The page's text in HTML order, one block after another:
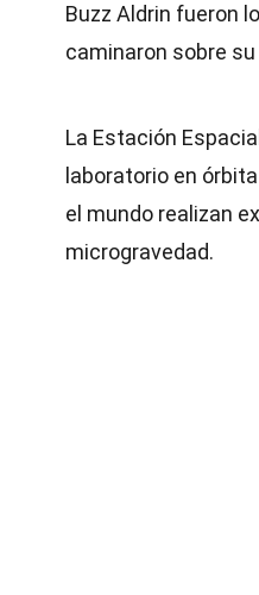
Buzz Aldrin fueron
caminaron sobre
La Estación
laboratorio en
el mundo realizan
microgravedad.